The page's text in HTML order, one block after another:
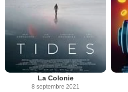
La Colonie
8 septembre 2021